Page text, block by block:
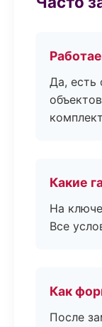
Да, есть
Какие
На
Все
Как
После